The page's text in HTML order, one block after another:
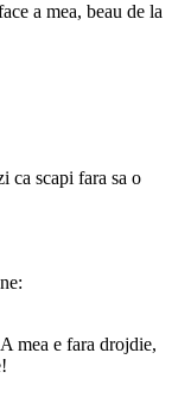
a mea, beau de la
ca scapi fara sa o
mea e fara drojdie,